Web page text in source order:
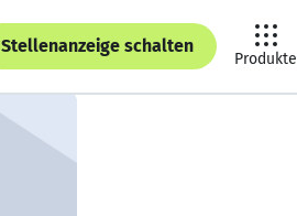
Stellenanzeige schalten
Produkte